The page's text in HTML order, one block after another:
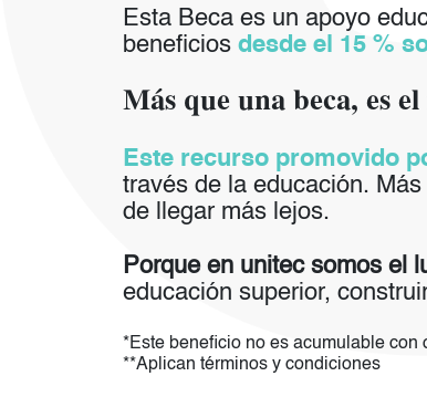
Esta Beca es un apoyo
beneficios desde el 15 %
Más que una beca, es
Este recurso promovido
través de la educación.
de llegar más lejos.
Porque en unitec somos el
educación superior,
*Este beneficio no es acumulable con
**Aplican términos y condiciones